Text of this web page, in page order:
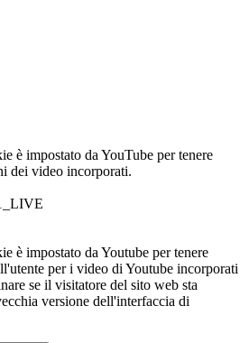
è impostato da YouTube per tenere
dei video incorporati.
è impostato da Youtube per tenere
per i video di Youtube incorporati
se il visitatore del sito web sta
versione dell'interfaccia di